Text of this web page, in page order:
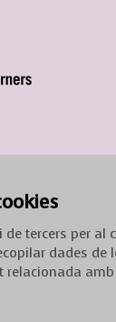
de 9 a 13 h.
Farners
tercers per
dades